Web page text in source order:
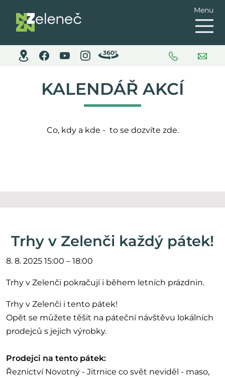
Menu
KALENDÁŘ AKCÍ
Co, kdy a kde - to se dozvíte zde.
Trhy v Zelenči každý pátek!
8. 8. 2025 15:00 – 18:00
Trhy v Zelenči pokračují i během letních prázdnin.
Trhy v Zelenči i tento pátek!
Opět se můžete těšit na páteční návštěvu lokálních
prodejců s jejich výrobky.
Prodejci na tento pátek:
Řeznictví Novotný - Jitrnice co svět neviděl - maso,